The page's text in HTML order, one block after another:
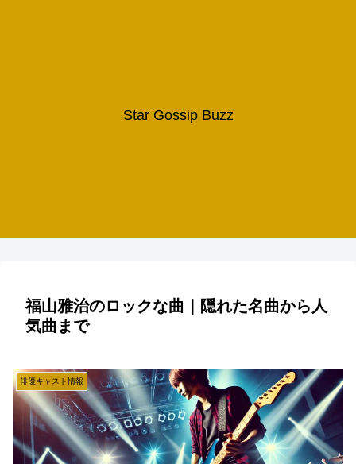
Star Gossip Buzz
福山雅治のロックな曲｜隠れた名曲から人
気曲まで
俳優キャスト情報